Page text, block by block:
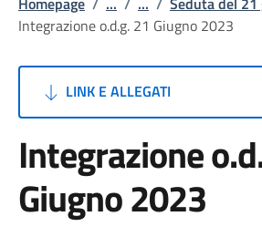
Integrazione o.d.g. 21 Giugno 2023
LINK E ALLEGATI
Integrazione
Giugno 2023